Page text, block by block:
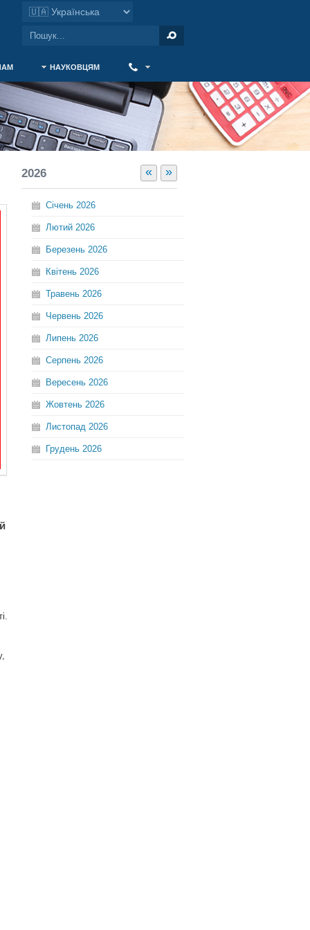
НАУКОВЦЯМ
« »
2026
Січень 2026
Лютий 2026
Березень 2026
Квітень 2026
Травень 2026
Червень 2026
Липень 2026
Серпень 2026
Вересень 2026
Жовтень 2026
Листопад 2026
Грудень 2026